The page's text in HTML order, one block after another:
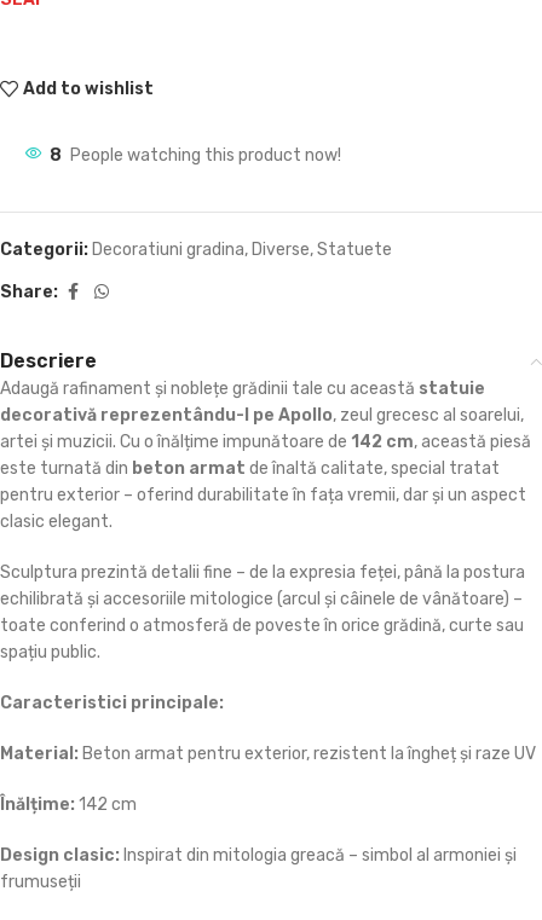
Add to wishlist
8 People watching this product now!
Categorii: Decoratiuni gradina, Diverse,Statuete
Share:
Descriere
Adaugă rafinament și noblețe grădinii tale cu această statuie
decorativă reprezentându-l pe Apollo, zeul grecesc al soarelui,
artei și muzicii. Cu o înălțime impunătoare de 142 cm, această piesă
este turnată din beton armat de înaltă calitate, special tratat
pentru exterior – oferind durabilitate în fața vremii, dar și un aspect
clasic elegant.
Sculptura prezintă detalii fine – de la expresia feței, până la postura
echilibrată și accesoriile mitologice (arcul și câinele de vânătoare) –
toate conferind o atmosferă de poveste în orice grădină, curte sau
spațiu public.
Caracteristici principale:
Material: Beton armat pentru exterior, rezistent la îngheț și raze UV
Înălțime: 142 cm
Design clasic: Inspirat din mitologia greacă – simbol al armoniei și
frumuseții